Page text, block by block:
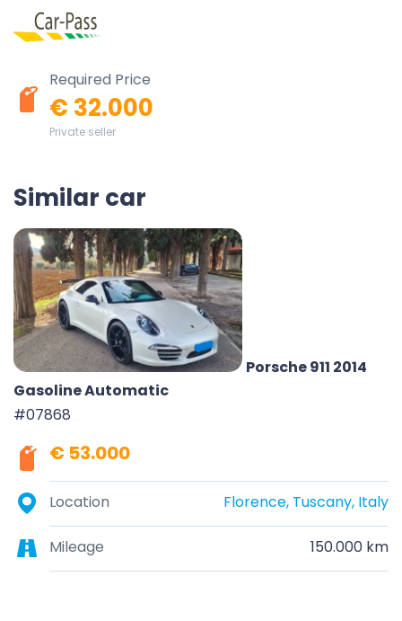
Required Price
€ 32.000
Private seller
Similar car
Porsche 911 2014
Gasoline Automatic
#07868
€ 53.000
Location Florence, Tuscany, Italy
Mileage 150.000 km